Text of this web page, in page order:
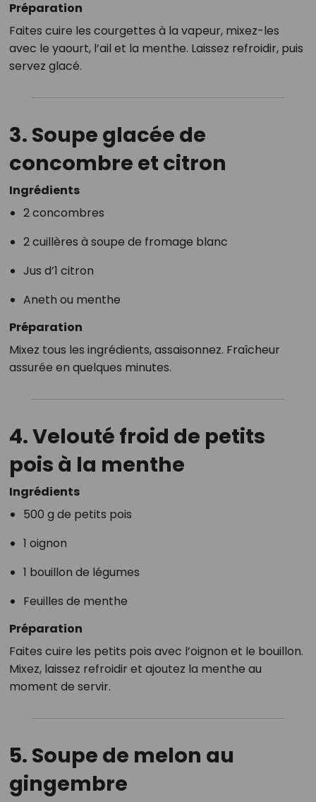
Préparation
Faites cuire les courgettes à la vapeur, mixez-les
avec le yaourt, l’ail et la menthe. Laissez refroidir, puis
servez glacé.
3. Soupe glacée de
concombre et citron
Ingrédients
2 concombres
2 cuillères à soupe de fromage blanc
Jus d’1 citron
Aneth ou menthe
Préparation
Mixez tous les ingrédients, assaisonnez. Fraîcheur
assurée en quelques minutes.
4. Velouté froid de petits
pois à la menthe
Ingrédients
500 g de petits pois
1 oignon
1 bouillon de légumes
Feuilles de menthe
Préparation
Faites cuire les petits pois avec l’oignon et le bouillon.
Mixez, laissez refroidir et ajoutez la menthe au
moment de servir.
5. Soupe de melon au
gingembre